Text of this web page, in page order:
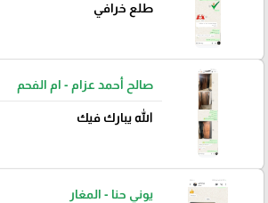
طلع خرافي
صالح أحمد عزام - ام الفحم
الله يبارك فيك
يوني حنا - المغار